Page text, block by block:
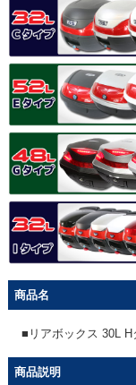
商品名
■リアボックス 30L H
商品説明